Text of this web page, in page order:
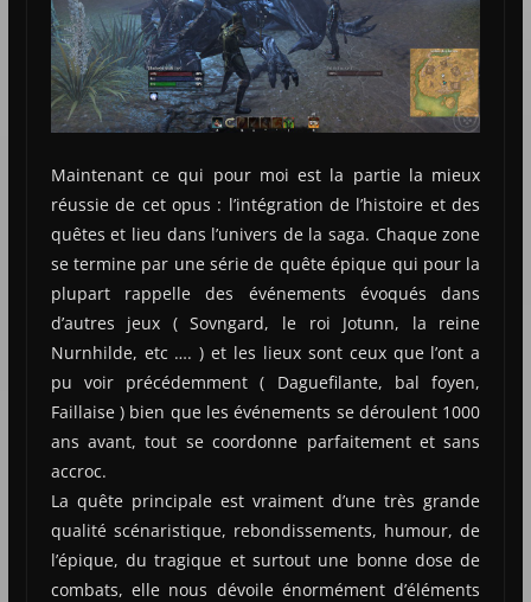
Maintenant ce qui pour moi est la partie la mieux
réussie de cet opus : l’intégration de l’histoire et des
quêtes et lieu dans l’univers de la saga. Chaque zone
se termine par une série de quête épique qui pour la
plupart rappelle des événements évoqués dans
d’autres jeux ( Sovngard, le roi Jotunn, la reine
Nurnhilde, etc …. ) et les lieux sont ceux que l’ont a
pu voir précédemment ( Daguefilante, bal foyen,
Faillaise ) bien que les événements se déroulent 1000
ans avant, tout se coordonne parfaitement et sans
accroc.
La quête principale est vraiment d’une très grande
qualité scénaristique, rebondissements, humour, de
l’épique, du tragique et surtout une bonne dose de
combats, elle nous dévoile énormément d’éléments